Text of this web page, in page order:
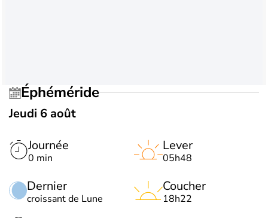
Éphéméride
Jeudi 6 août
Journée
0 min
Dernier
croissant de Lune
Lever
05h48
Coucher
18h22